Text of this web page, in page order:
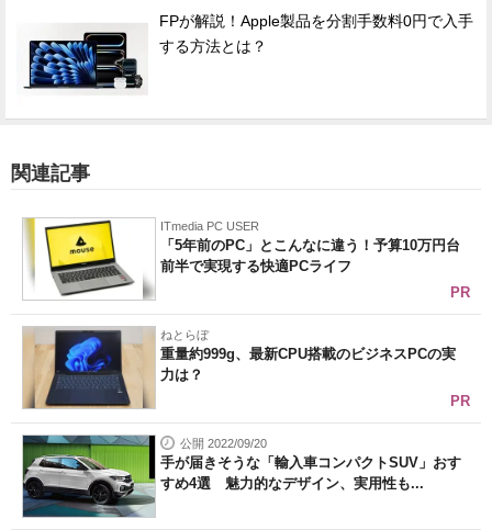
FPが解説！Apple製品を分割手数料0円で入手
する方法とは？
関連記事
ITmedia PC USER
「5年前のPC」とこんなに違う！予算10万円台
前半で実現する快適PCライフ
PR
ねとらぼ
重量約999g、最新CPU搭載のビジネスPCの実
力は？
PR
公開 2022/09/20
手が届きそうな「輸入車コンパクトSUV」おす
すめ4選 魅力的なデザイン、実用性も...